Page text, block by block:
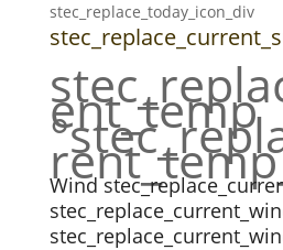
stec_replace_today_icon_div
ent_temp
Wind